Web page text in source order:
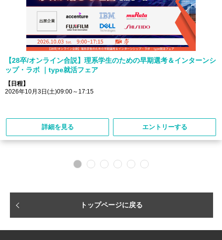
【28卒/オンライン合説】理系学生のための早期選考＆インターンシ
ップ・ラボ ｜type就活フェア
【日程】
2026年10月3日(土)09:00～17:15
詳細を見る エントリーする
トップページに戻る